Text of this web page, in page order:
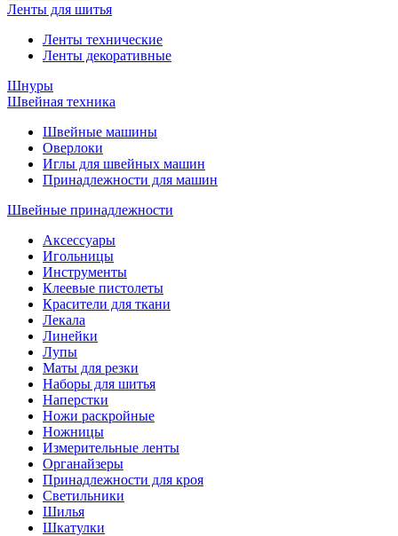
Ленты для шитья
Ленты технические
Ленты декоративные
Шнуры
Швейная техника
Швейные машины
Оверлоки
Иглы для швейных машин
Принадлежности для машин
Швейные принадлежности
Аксессуары
Игольницы
Инструменты
Клеевые пистолеты
Красители для ткани
Лекала
Линейки
Лупы
Маты для резки
Наборы для шитья
Наперстки
Ножи раскройные
Ножницы
Измерительные ленты
Органайзеры
Принадлежности для кроя
Светильники
Шилья
Шкатулки